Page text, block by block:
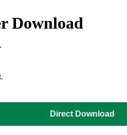
Download
Direct Download